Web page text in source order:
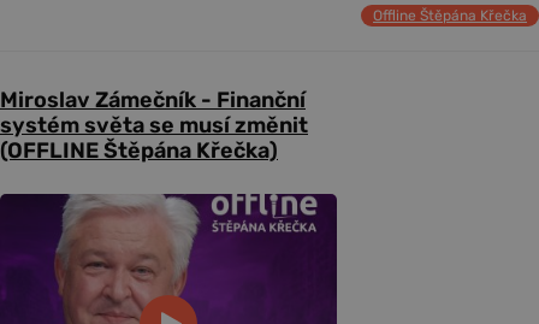
Offline Štěpána Křečka
Miroslav Zámečník - Finanční
systém světa se musí změnit
(OFFLINE Štěpána Křečka)